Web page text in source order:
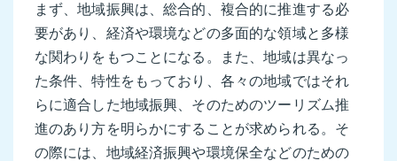
まず、地域振興は、総合的、複合的に推進する必
要があり、経済や環境などの多面的な領域と多様
な関わりをもつことになる。また、地域は異なっ
た条件、特性をもっており、各々の地域ではそれ
らに適合した地域振興、そのためのツーリズム推
進のあり方を明らかにすることが求められる。そ
の際には、地域経済振興や環境保全などのための